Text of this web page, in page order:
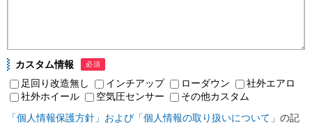
カスタム情報 必須
足回り改造無し インチアップ ローダウン
社外エアロ
社外ホイール
空気圧センサー
その他カスタム
「個人情報保護方針」および「個人情報の取り扱いについて」 の記